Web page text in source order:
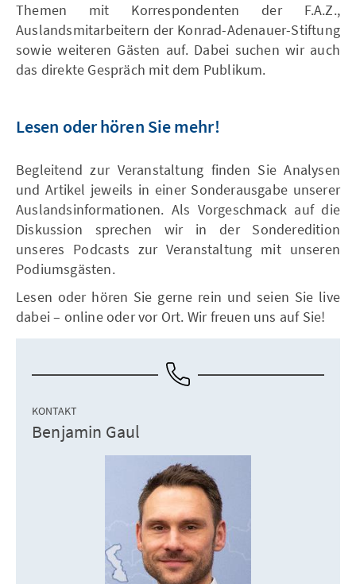
Themen mit Korrespondenten der F.A.Z.,
Auslandsmitarbeitern der Konrad-Adenauer-Stiftung
sowie weiteren Gästen auf. Dabei suchen wir auch
das direkte Gespräch mit dem Publikum.
Lesen oder hören Sie mehr!
Begleitend zur Veranstaltung finden Sie Analysen
und Artikel jeweils in einer Sonderausgabe unserer
Auslandsinformationen. Als Vorgeschmack auf die
Diskussion sprechen wir in der Sonderedition
unseres Podcasts zur Veranstaltung mit unseren
Podiumsgästen.
Lesen oder hören Sie gerne rein und seien Sie live
dabei – online oder vor Ort. Wir freuen uns auf Sie!
KONTAKT
Benjamin Gaul